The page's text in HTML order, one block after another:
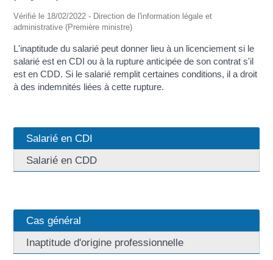
Vérifié le 18/02/2022 - Direction de l'information légale et
administrative (Première ministre)
L'inaptitude du salarié peut donner lieu à un licenciement si le
salarié est en CDI ou à la rupture anticipée de son contrat s'il
est en CDD. Si le salarié remplit certaines conditions, il a droit
à des indemnités liées à cette rupture.
Salarié en CDI
Salarié en CDD
Cas général
Inaptitude d'origine professionnelle